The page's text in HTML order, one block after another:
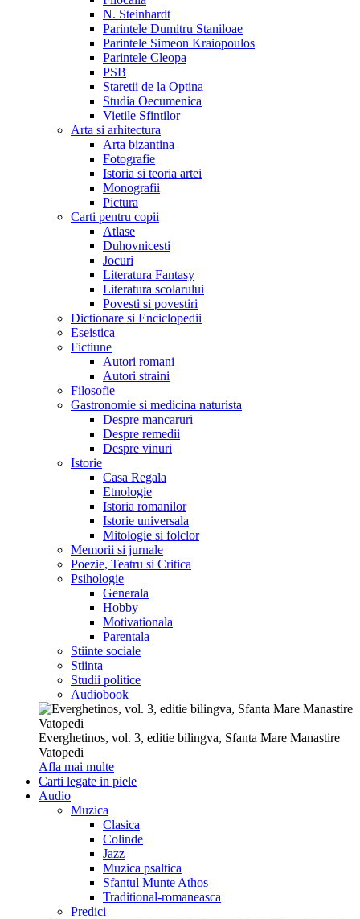
N. Steinhardt
Parintele Dumitru Staniloae
Parintele Simeon Kraiopoulos
Parintele Cleopa
PSB
Staretii de la Optina
Studia Oecumenica
Vietile Sfintilor
Arta si arhitectura
Arta bizantina
Fotografie
Istoria si teoria artei
Monografii
Pictura
Carti pentru copii
Atlase
Duhovnicesti
Jocuri
Literatura Fantasy
Literatura scolarului
Povesti si povestiri
Dictionare si Enciclopedii
Eseistica
Fictiune
Autori romani
Autori straini
Filosofie
Gastronomie si medicina naturista
Despre mancaruri
Despre remedii
Despre vinuri
Istorie
Casa Regala
Etnologie
Istoria romanilor
Istorie universala
Mitologie si folclor
Memorii si jurnale
Poezie, Teatru si Critica
Psihologie
Generala
Hobby
Motivationala
Parentala
Stiinte sociale
Stiinta
Studii politice
Audiobook
Everghetinos, vol. 3, editie bilingva, Sfanta Mare Manastire
Vatopedi
Afla mai multe
Carti legate in piele
Audio
Muzica
Clasica
Colinde
Jazz
Muzica psaltica
Sfantul Munte Athos
Traditional-romaneasca
Predici